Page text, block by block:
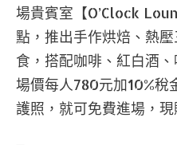
場貴賓室【O’Clock
點，推出手作烘焙、熱
食，搭配咖啡、紅白酒
場價每人780元加10%稅
護照，就可免費進場，現